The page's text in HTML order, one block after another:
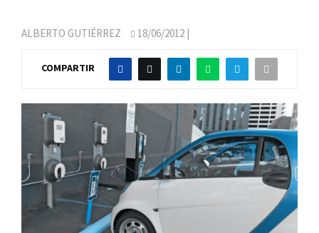
ALBERTO GUTIÉRREZ 18/06/2012 |
COMPARTIR